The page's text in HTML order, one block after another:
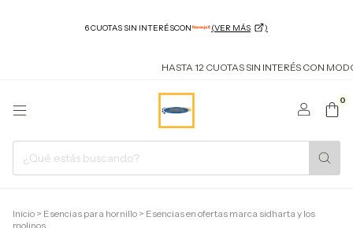
HASTA 12 CUOTAS SIN INTERÉS CON MODO
0
Inicio > Esencias para hornillo > Esencias en ofertas marca sidharta y los
molinos